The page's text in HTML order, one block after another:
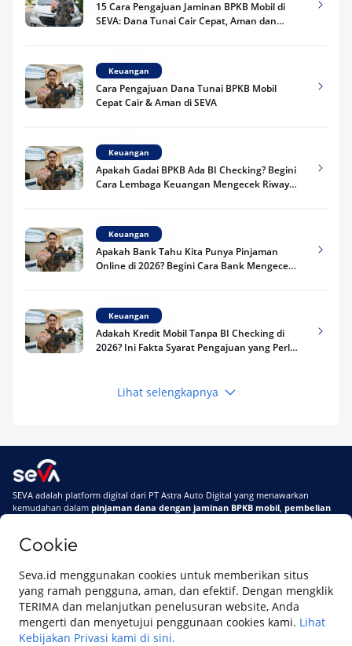
Cookie
Seva.id menggunakan cookies untuk memberikan situs
yang ramah pengguna, aman, dan efektif. Dengan mengklik
TERIMA dan melanjutkan penelusuran website, Anda
mengerti dan menyetujui penggunaan cookies kami. Lihat
Kebijakan Privasi kami di sini.
15 Cara Pengajuan Jaminan BPKB Mobil di
SEVA: Dana Tunai Cair Cepat, Aman dan
Keuangan
Cara Pengajuan Dana Tunai BPKB Mobil
Cepat Cair & Aman di SEVA
Keuangan
Apakah Gadai BPKB Ada BI Checking? Begini
Cara Lembaga Keuangan Mengecek Riwayat
Keuangan
Apakah Bank Tahu Kita Punya Pinjaman
Online di 2026? Begini Cara Bank Mengecek
Keuangan
Adakah Kredit Mobil Tanpa BI Checking di
2026? Ini Fakta Syarat Pengajuan yang Perlu
Keuangan
Terpercaya
Telat Bayar Pinjol 2 Hari, Apakah Langsung
Masuk BI Checking? Simak Peraturan
Lihat selengkapnya
SEVA adalah platform digital dari PT Astra Auto Digital yang menawarkan
kemudahan dalam pinjaman dana dengan jaminan BPKB mobil, pembelian
Di SEVA, BPKB mobilmu #BisaJadiDuit
Tentang SEVASyarat & Ketentuan
Pemberitahuan Privasi